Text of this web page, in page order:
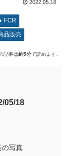
2022.05.18
FCR
品販売
記事は約5分で読めます。
05/18
の写真